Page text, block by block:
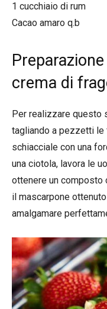
1 cucchiaio di rum
Cacao amaro q.b
crema di
Per realizzare questo
tagliando a pezzetti
schiacciale con una
una ciotola, lavora le
ottenere un composto
il mascarpone
amalgamare